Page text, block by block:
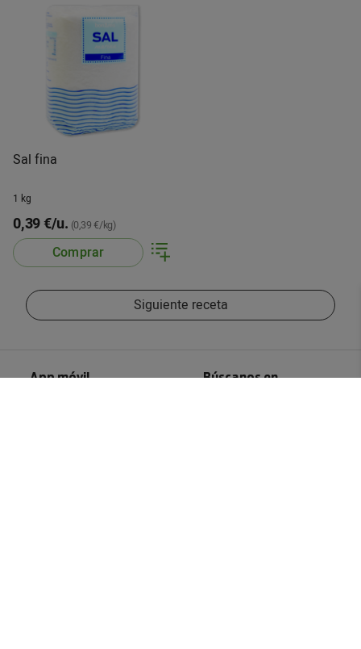
Sal fina
1 kg
0,39 €/u. (0,39 €/kg)
Comprar
Siguiente receta
App móvil Búscanos en